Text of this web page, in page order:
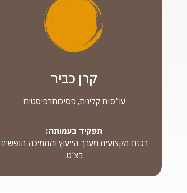
קרן כביר
עו"סית קלינית, פסיכותרפיסטית
תפקיד בעמותה:
רכזת מקצועית מערך הייעוץ והתמיכה הנפשית
בצ'ט.